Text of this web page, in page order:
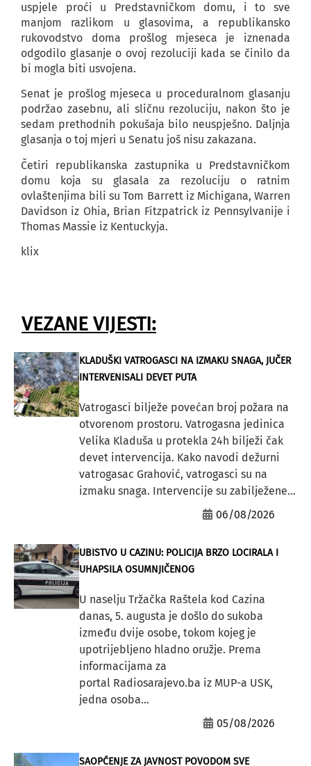
uspjele proći u Predstavničkom domu, i to sve
manjom razlikom u glasovima, a republikansko
rukovodstvo doma prošlog mjeseca je iznenada
odgodilo glasanje o ovoj rezoluciji kada se činilo da
bi mogla biti usvojena.
Senat je prošlog mjeseca u proceduralnom glasanju
podržao zasebnu, ali sličnu rezoluciju, nakon što je
sedam prethodnih pokušaja bilo neuspješno. Daljnja
glasanja o toj mjeri u Senatu još nisu zakazana.
Četiri republikanska zastupnika u Predstavničkom
domu koja su glasala za rezoluciju o ratnim
ovlaštenjima bili su Tom Barrett iz Michigana, Warren
Davidson iz Ohia, Brian Fitzpatrick iz Pennsylvanije i
Thomas Massie iz Kentuckyja.
klix
VEZANE VIJESTI:
KLADUŠKI VATROGASCI NA IZMAKU SNAGA, JUČER
INTERVENISALI DEVET PUTA
Vatrogasci bilježe povećan broj požara na
otvorenom prostoru. Vatrogasna jedinica
Velika Kladuša u protekla 24h bilježi čak
devet intervencija. Kako navodi dežurni
vatrogasac Grahović, vatrogasci su na
izmaku snaga. Intervencije su zabilježene...
06/08/2026
UBISTVO U CAZINU: POLICIJA BRZO LOCIRALA I
UHAPSILA OSUMNJIČENOG
U naselju Tržačka Raštela kod Cazina
danas, 5. augusta je došlo do sukoba
između dvije osobe, tokom kojeg je
upotrijebljeno hladno oružje. Prema
informacijama za
portal Radiosarajevo.ba iz MUP-a USK,
jedna osoba...
05/08/2026
SAOPĆENJE ZA JAVNOST POVODOM SVE